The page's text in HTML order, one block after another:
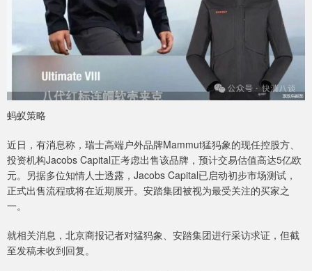
蚂蚁策略
近日，有消息称，瑞士高端户外品牌Mammut猛犸象的现任控股方、
投资机构Jacobs Capital正考虑出售该品牌，预计交易估值高达5亿欧
元。另据多位知情人士透露，Jacobs Capital已启动初步市场测试，
正式出售流程或将在近期展开。安踏集团被视为最受关注的买家之
一。
就相关消息，北京商报记者对猛犸象、安踏集团进行采访求证，但截
至发稿未收到回复。